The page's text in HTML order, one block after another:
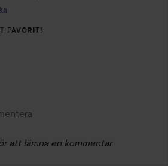
FAVORIT!
att lämna en kommentar